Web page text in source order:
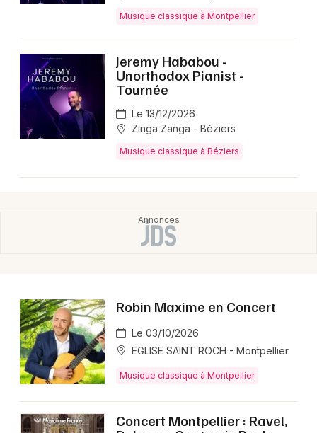
Spectacles
Concerts
Sports
Sorties famille
Musique classique en Occitanie
Newsletter des sorties
Nice
Paris
Strasbourg
Musique classique à Montpellier
Jeremy Hababou -
Unorthodox Pianist -
Tournée
Le 13/12/2026
Zinga Zanga - Béziers
Musique classique à Béziers
Robin Maxime en Concert
Le 03/10/2026
EGLISE SAINT ROCH - Montpellier
Musique classique à Montpellier
Concert Montpellier : Ravel,